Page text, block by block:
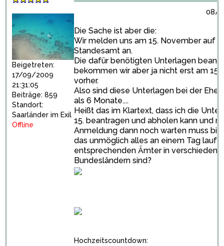
Beigetreten:
17/09/2009
21:31:05
Beiträge: 859
Standort:
Saarländer im Exil
Offline
08/
Die Sache ist aber die:
Wir melden uns am 15. November auf
Standesamt an.
Die dafür benötigten Unterlagen
bekommen wir aber ja nicht erst am 15,
vorher.
Also sind diese Unterlagen bei der
als 6 Monate....
Heißt das im Klartext, dass ich die
15. beantragen und abholen kann und
Anmeldung dann noch warten muss bis
das unmöglich alles an einem Tag
entsprechenden Ämter in
Bundesländern sind?
Hochzeitscountdown: